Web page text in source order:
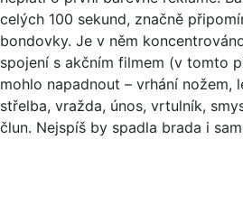
celých 100 sekund, značně
bondovky. Je v něm
spojení s akčním filmem (v tomto
mohlo napadnout – vrhání nožem,
střelba, vražda, únos, vrtulník,
člun. Nejspíš by spadla brada i